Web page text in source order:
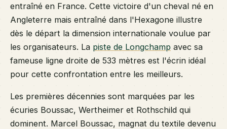
entraîné en France. Cette victoire d'un cheval né en
Angleterre mais entraîné dans l'Hexagone illustre
dès le départ la dimension internationale voulue par
les organisateurs. La piste de Longchamp avec sa
fameuse ligne droite de 533 mètres est l'écrin idéal
pour cette confrontation entre les meilleurs.
Les premières décennies sont marquées par les
écuries Boussac, Wertheimer et Rothschild qui
dominent. Marcel Boussac, magnat du textile devenu